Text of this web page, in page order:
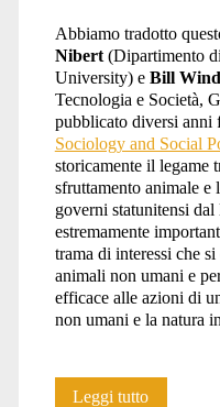
Abbiamo tradotto
Nibert(Dipartimento
University) e Bill
Tecnologia e Società,
pubblicato diversi anni
Sociology and Social
storicamente il legame
sfruttamento animale e
governi statunitensi
estremamente
trama di interessi che
animali non umani e
efficace alle azioni di
non umani e la natura
Leggi tuttoConsumare